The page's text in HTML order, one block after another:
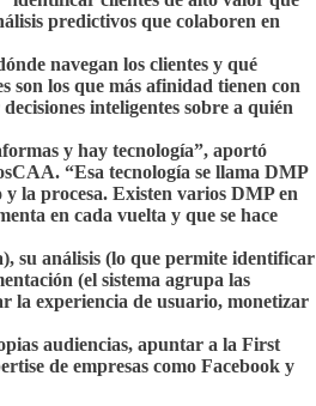
predictivos que colaboren en
navegan los clientes y qué
son los que más afinidad tienen con
inteligentes sobre a quién
y hay tecnología”, aportó
“Esa tecnología se llama DMP
la procesa. Existen varios DMP en
en cada vuelta y que se hace
su análisis (lo que permite identificar
(el sistema agrupa las
la experiencia de usuario, monetizar
audiencias, apuntar a la First
de empresas como Facebook y